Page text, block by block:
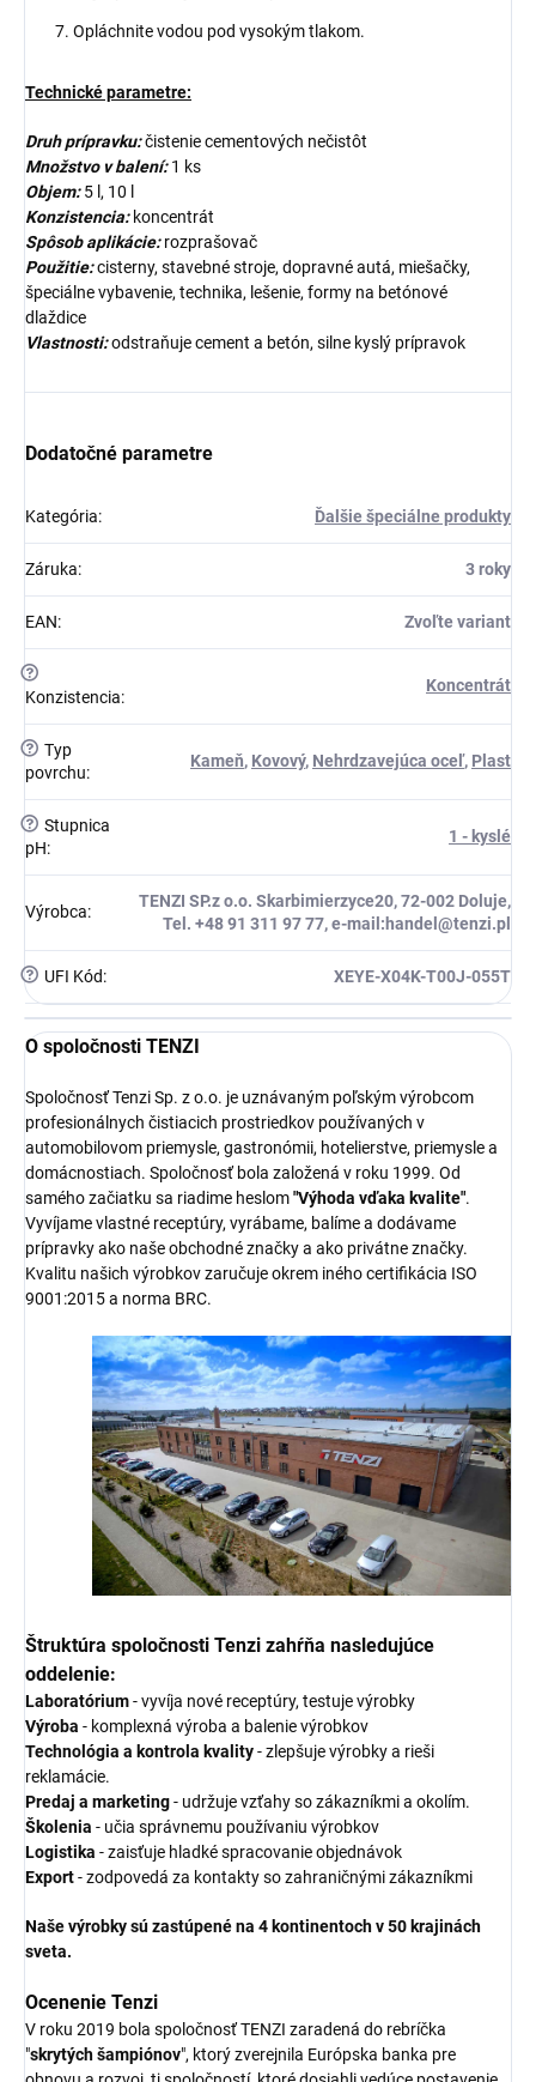
Opláchnite vodou pod vysokým tlakom.
Technické parametre:
Druh prípravku:čistenie cementových nečistôt
Množstvo v balení:1 ks
Objem:5 l, 10 l
Konzistencia:koncentrát
Spôsob aplikácie:rozprašovač
Použitie:cisterny, stavebné stroje, dopravné autá, miešačky,
špeciálne vybavenie, technika, lešenie, formy na betónové
dlaždice
Vlastnosti:odstraňuje cement a betón, silne kyslý prípravok
Dodatočné parametre
Kategória: Ďalšie špeciálne produkty
Záruka: 3 roky
EAN: Zvoľte variant
?
Konzistencia:
Koncentrát
? Typ
povrchu:
Kameň, Kovový, Nehrdzavejúca oceľ, Plast
? Stupnica
pH:
1 - kyslé
Výrobca:
TENZI SP.z o.o. Skarbimierzyce20, 72-002 Doluje,
Tel. +48 91 311 97 77, e-mail:handel@tenzi.pl
? UFI Kód: XEYE-X04K-T00J-055T
O spoločnosti TENZI
Spoločnosť Tenzi Sp. z o.o. je uznávaným poľským výrobcom
profesionálnych čistiacich prostriedkov používaných v
automobilovom priemysle, gastronómii, hotelierstve, priemysle a
domácnostiach. Spoločnosť bola založená v roku 1999. Od
samého začiatku sa riadime heslom"Výhoda vďaka kvalite".
Vyvíjame vlastné receptúry, vyrábame, balíme a dodávame
prípravky ako naše obchodné značky a ako privátne značky.
Kvalitu našich výrobkov zaručuje okrem iného certifikácia ISO
9001:2015 a norma BRC.
Štruktúra spoločnosti Tenzi zahŕňa nasledujúce
oddelenie:
Laboratórium- vyvíja nové receptúry, testuje výrobky
Výroba - komplexná výroba a balenie výrobkov
Technológia a kontrola kvality- zlepšuje výrobky a rieši
reklamácie.
Predaj a marketing- udržuje vzťahy so zákazníkmi a okolím.
Školenia - učia správnemu používaniu výrobkov
Logistika - zaisťuje hladké spracovanie objednávok
Export- zodpovedá za kontakty so zahraničnými zákazníkmi
Naše výrobky sú zastúpené na 4 kontinentoch v 50 krajinách
sveta.
Ocenenie Tenzi
V roku 2019 bola spoločnosť TENZI zaradená do rebríčka
"skrytých šampiónov", ktorý zverejnila Európska banka pre